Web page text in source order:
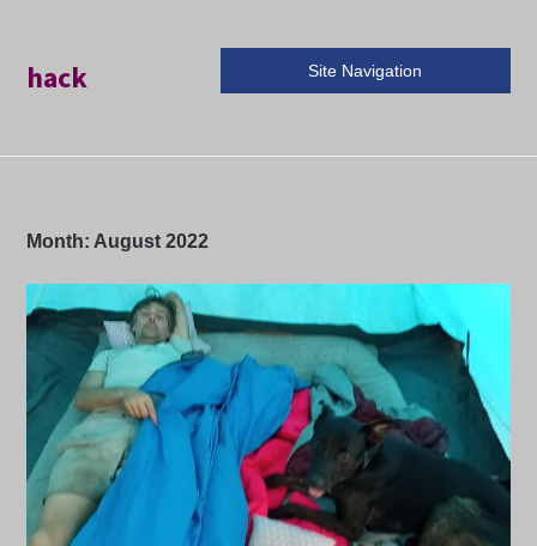
hack Site Navigation
Month: August 2022